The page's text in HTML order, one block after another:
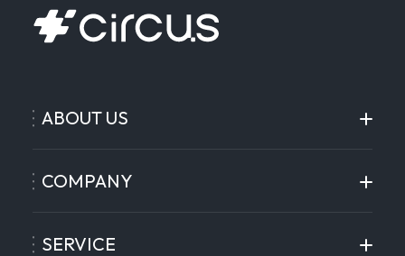
ABOUT US
COMPANY
SERVICE